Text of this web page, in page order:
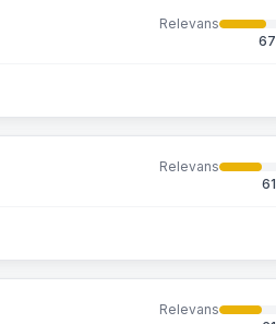
Relevans
67
Relevans
61
Relevans